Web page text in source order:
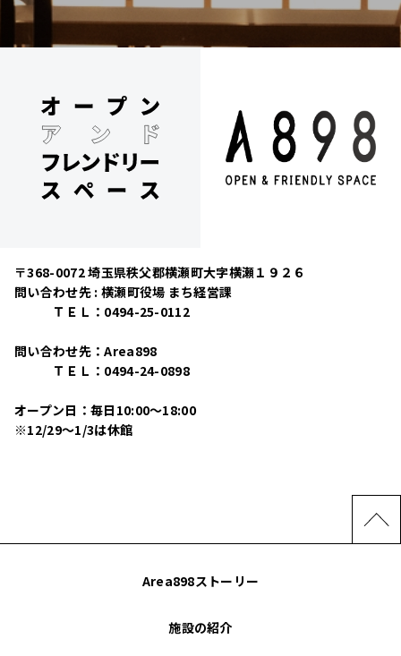
〒368-0072 埼玉県秩父郡横瀬町大字横瀬１９２６
問い合わせ先 : 横瀬町役場 まち経営課
ＴＥＬ：0494-25-0112
問い合わせ先：Area898
ＴＥＬ：0494-24-0898
オープン日：毎日10:00〜18:00
※12/29〜1/3は休館
Area898ストーリー
施設の紹介